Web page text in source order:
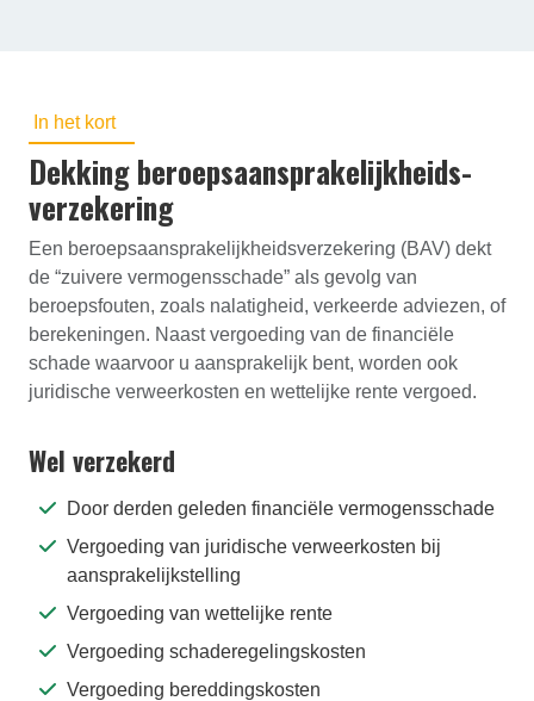
In het kort
Dekking beroepsaansprakelijk­heids­
verzekering
Een beroepsaansprakelijkheidsverzekering (BAV) dekt
de “zuivere vermogensschade” als gevolg van
beroepsfouten, zoals nalatigheid, verkeerde adviezen, of
berekeningen. Naast vergoeding van de financiële
schade waarvoor u aansprakelijk bent, worden ook
juridische verweerkosten en wettelijke rente vergoed.
Wel verzekerd
Door derden geleden financiële vermogensschade
Vergoeding van juridische verweerkosten bij
aansprakelijkstelling
Vergoeding van wettelijke rente
Vergoeding schaderegelingskosten
Vergoeding bereddingskosten